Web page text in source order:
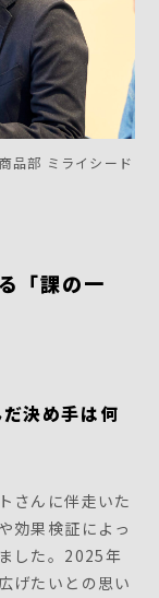
品部 ミライシード
「課の一
だ決め手は何
さんに伴走いた
効果検証によっ
した。2025年
げたいとの思い